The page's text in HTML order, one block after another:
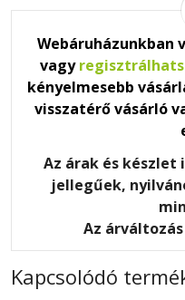
Webáruházunkban
vagy
kényelmesebb
visszatérő vásárló
Az árak és
jellegűek,
Az
Kapcsolódó